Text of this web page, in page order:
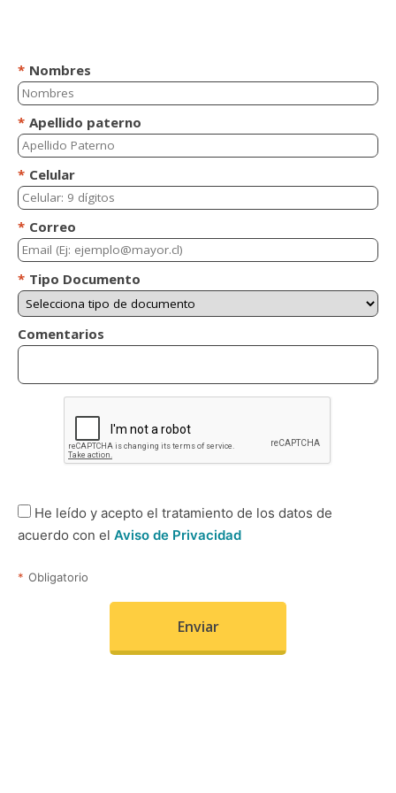
* Nombres
* Apellido paterno
* Celular
* Correo
* Tipo Documento
Comentarios
He leído y acepto el tratamiento de los datos de
acuerdo con el Aviso de Privacidad
* Obligatorio
Enviar